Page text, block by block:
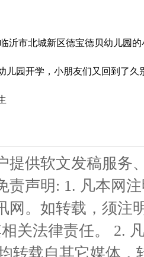
沂市北城新区德宝德贝幼儿园
园开学，小朋友们又回到了久
提供软文发稿服务
责声明: 1. 凡本网
网。如转载，须注
关法律责任。 2.
转载自其它媒体